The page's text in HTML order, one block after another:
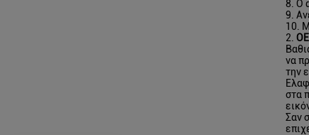
8. Ο
9.
10.
2.
να
την
στα
Σαν